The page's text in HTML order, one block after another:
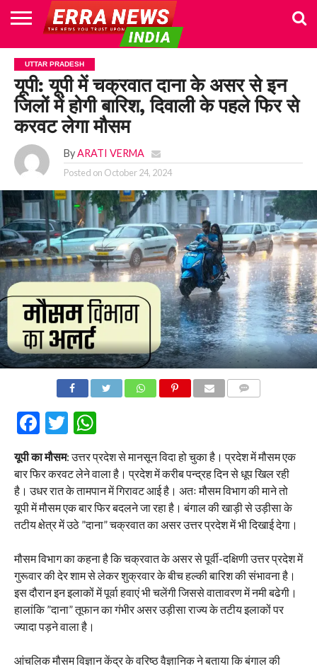
HOME
POLITICS
NEWS
BUSINESS
CULTURE
NATIONAL
SPORTS
LIFESTYLE
TRAVEL
OPINION
BREAKING
NEWS
ENTERTAINMENT
WORLD
CRIME
JOIN
US
UTTAR PRADESH
यूपी: यूपी में चक्रवात दाना के असर से इन
जिलों में होगी बारिश, दिवाली के पहले फिर से
करवट लेगा मौसम
By ARATI VERMA
Posted on October 24, 2024
Facebook
Twitter
WhatsApp
यूपी का मौसम: उत्तर प्रदेश से मानसून विदा हो चुका है। प्रदेश में मौसम एक
बार फिर करवट लेने वाला है। प्रदेश में करीब पन्द्रह दिन से धूप खिल रही
है। उधर रात के तामपान में गिरावट आई है। अतः मौसम विभाग की माने तो
यूपी में मौसम एक बार फिर बदलने जा रहा है। बंगाल की खाड़ी से उड़ीसा के
तटीय क्षेत्र में उठे ”दाना” चक्रवात का असर उत्तर प्रदेश में भी दिखाई देगा।
मौसम विभाग का कहना है कि चक्रवात के असर से पूर्वी-दक्षिणी उत्तर प्रदेश में
गुरूवार की देर शाम से लेकर शुक्रवार के बीच हल्की बारिश की संभावना है।
इस दौरान इन इलाकों में पूर्वा हवाएं भी चलेंगी जिससे वातावरण में नमी बढेगी।
हालांकि ”दाना” तूफान का गंभीर असर उड़ीसा राज्य के तटीय इलाकों पर
ज्यादा पड़ने वाला है।
आंचलिक मौसम विज्ञान केंद्र के वरिष्ठ वैज्ञानिक ने बताया कि बंगाल की